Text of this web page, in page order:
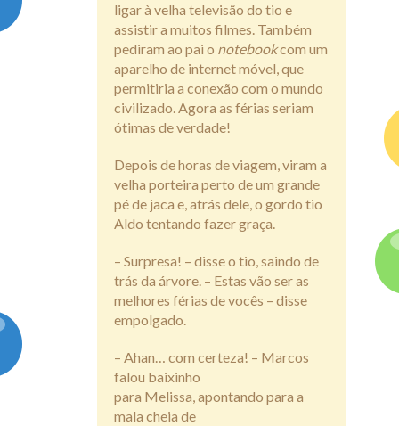
ligar à velha televisão do tio e
assistir a muitos filmes. Também
pediram ao pai o notebookcom um
aparelho de internet móvel, que
permitiria a conexão com o mundo
civilizado. Agora as férias seriam
ótimas de verdade!
Depois de horas de viagem, viram a
velha porteira perto de um grande
pé de jaca e, atrás dele, o gordo tio
Aldo tentando fazer graça.
– Surpresa! – disse o tio, saindo de
trás da árvore. – Estas vão ser as
melhores férias de vocês – disse
empolgado.
– Ahan… com certeza! – Marcos
falou baixinho
para Melissa, apontando para a
mala cheia de